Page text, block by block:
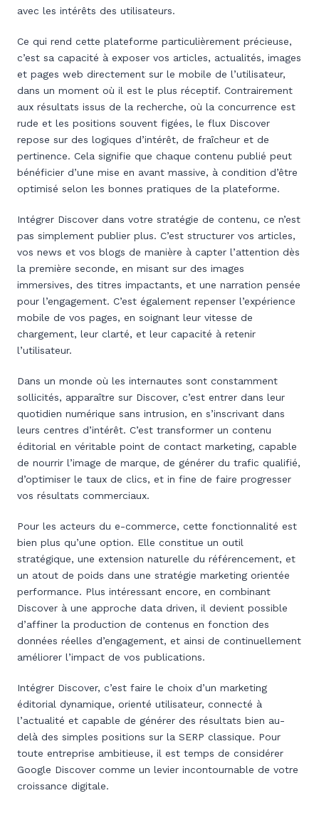
avec les intérêts des utilisateurs.
Ce qui rend cette plateforme particulièrement précieuse,
c’est sa capacité à exposer vos articles, actualités, images
et pages web directement sur le mobile de l’utilisateur,
dans un moment où il est le plus réceptif. Contrairement
aux résultats issus de la recherche, où la concurrence est
rude et les positions souvent figées, le flux Discover
repose sur des logiques d’intérêt, de fraîcheur et de
pertinence. Cela signifie que chaque contenu publié peut
bénéficier d’une mise en avant massive, à condition d’être
optimisé selon les bonnes pratiques de la plateforme.
Intégrer Discover dans votre stratégie de contenu, ce n’est
pas simplement publier plus. C’est structurer vos articles,
vos news et vos blogs de manière à capter l’attention dès
la première seconde, en misant sur des images
immersives, des titres impactants, et une narration pensée
pour l’engagement. C’est également repenser l’expérience
mobile de vos pages, en soignant leur vitesse de
chargement, leur clarté, et leur capacité à retenir
l’utilisateur.
Dans un monde où les internautes sont constamment
sollicités, apparaître sur Discover, c’est entrer dans leur
quotidien numérique sans intrusion, en s’inscrivant dans
leurs centres d’intérêt. C’est transformer un contenu
éditorial en véritable point de contact marketing, capable
de nourrir l’image de marque, de générer du trafic qualifié,
d’optimiser le taux de clics, et in fine de faire progresser
vos résultats commerciaux.
Pour les acteurs du e-commerce, cette fonctionnalité est
bien plus qu’une option. Elle constitue un outil
stratégique, une extension naturelle du référencement, et
un atout de poids dans une stratégie marketing orientée
performance. Plus intéressant encore, en combinant
Discover à une approche data driven, il devient possible
d’affiner la production de contenus en fonction des
données réelles d’engagement, et ainsi de continuellement
améliorer l’impact de vos publications.
Intégrer Discover, c’est faire le choix d’un marketing
éditorial dynamique, orienté utilisateur, connecté à
l’actualité et capable de générer des résultats bien au-
delà des simples positions sur la SERP classique. Pour
toute entreprise ambitieuse, il est temps de considérer
Google Discover comme un levier incontournable de votre
croissance digitale.